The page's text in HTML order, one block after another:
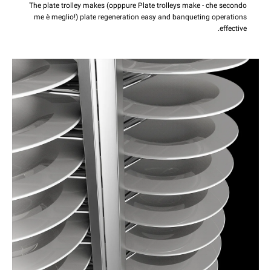
The plate trolley makes (opppure Plate trolleys make - che secondo
me è meglio!) plate regeneration easy and banqueting operations
effective.